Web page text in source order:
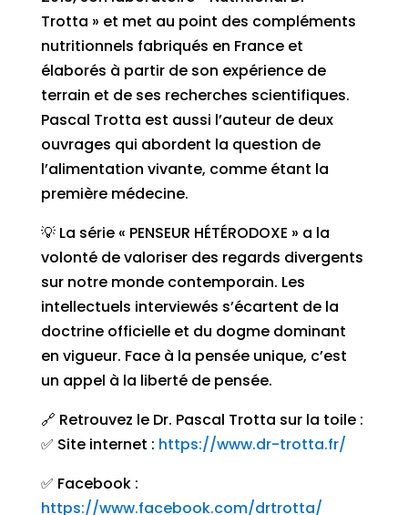
Trotta » et met au point des compléments
nutritionnels fabriqués en France et
élaborés à partir de son expérience de
terrain et de ses recherches scientifiques.
Pascal Trotta est aussi l’auteur de deux
ouvrages qui abordent la question de
l’alimentation vivante, comme étant la
première médecine.
💡 La série « PENSEUR HÉTÉRODOXE » a la
volonté de valoriser des regards divergents
sur notre monde contemporain. Les
intellectuels interviewés s’écartent de la
doctrine officielle et du dogme dominant
en vigueur. Face à la pensée unique, c’est
un appel à la liberté de pensée.
🔗 Retrouvez le Dr. Pascal Trotta sur la toile :
✅ Site internet : https://www.dr-trotta.fr/
✅ Facebook :
https://www.facebook.com/drtrotta/